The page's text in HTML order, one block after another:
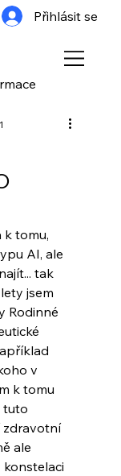
Přihlásit se
k tomu,
AI, ale
tak
jsem
Rodinné
v
k tomu
tuto
zdravotní
ale
konstelaci